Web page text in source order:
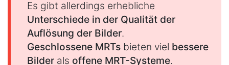
Es gibt allerdings erhebliche
Unterschiede in der Qualität der
Auflösung der Bilder.
Geschlossene MRTs bieten viel bessere
Bilder als offene MRT-Systeme.